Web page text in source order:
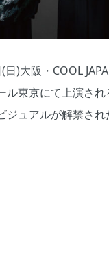
)⼤阪・COOL
ル東京にて上演さ
ュアルが解禁され